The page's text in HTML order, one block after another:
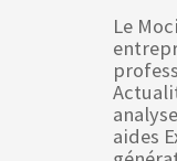
Le
aides